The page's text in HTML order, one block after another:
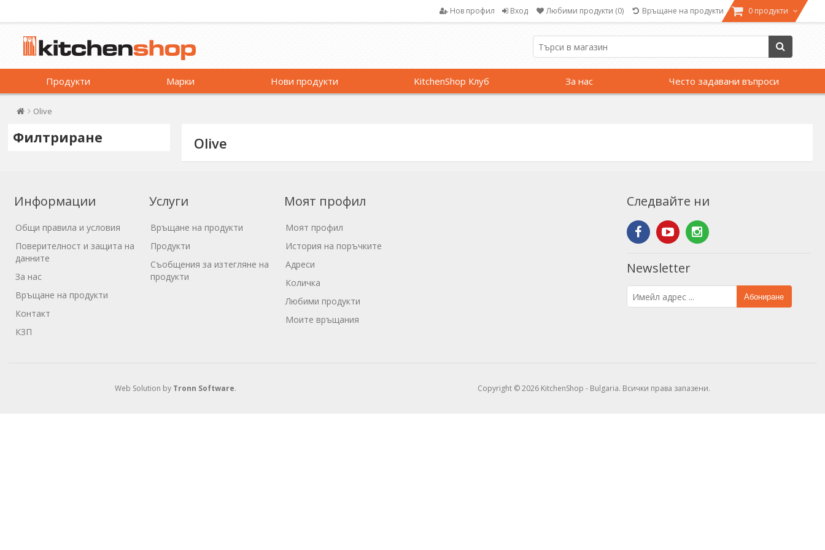
Нов профил Вход Любими продукти (0) Връщане на продукти 0 продукти
Продукти Марки Нови продукти KitchenShop Клуб За нас Често задавани въпроси
Olive
Филтриране Olive
Информации
Общи правила и условия
Поверителност и защита на
данните
За нас
Връщане на продукти
Контакт
КЗП
Услуги
Връщане на продукти
Продукти
Съобщения за изтегляне на
продукти
Моят профил
Моят профил
История на поръчките
Адреси
Количка
Любими продукти
Моите връщания
Следвайте ни
Newsletter
Абониране
Copyright © 2026 KitchenShop - Bulgaria. Всички права запазени.
Web Solution by Tronn Software.